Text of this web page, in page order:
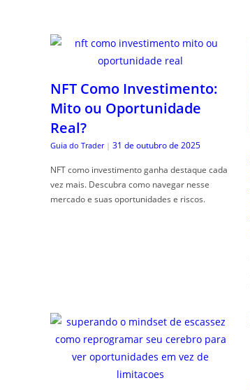
NFT Como Investimento:
Mito ou Oportunidade
Real?
Guia do Trader | 31 de outubro de 2025
NFT como investimento ganha destaque cada
vez mais. Descubra como navegar nesse
mercado e suas oportunidades e riscos.